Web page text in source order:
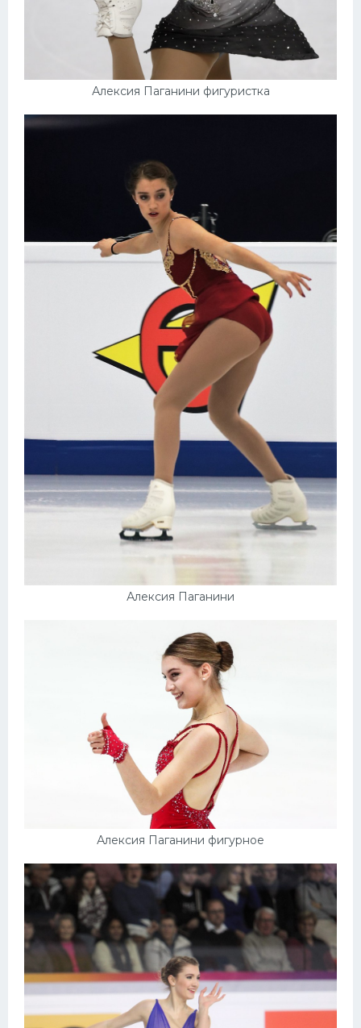
Алексия Паганини фигуристка
Алексия Паганини
Алексия Паганини фигурное